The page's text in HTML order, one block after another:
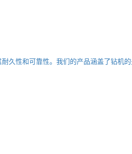
性和可靠性。我们的产品涵盖了钻机